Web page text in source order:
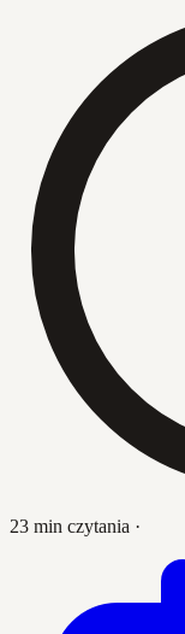
23 min czytania ·